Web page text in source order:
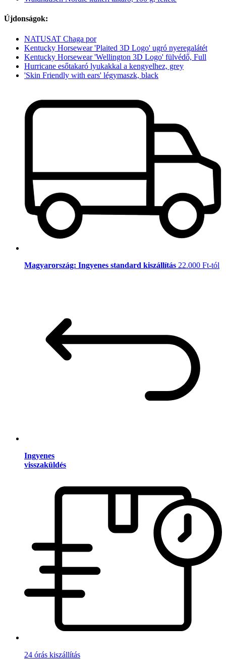
Újdonságok:
NATUSAT Chaga por
Kentucky Horsewear 'Plaited 3D Logo' ugró nyeregalátét
Kentucky Horsewear 'Wellington 3D Logo' fülvédő, Full
Hurricane esőtakaró lyukakkal a kengyelhez, grey
'Skin Friendly with ears' légymaszk, black
Magyarország: Ingyenes standard kiszállítás 22.000 Ft-tól
Ingyenes
visszaküldés
24 órás kiszállítás